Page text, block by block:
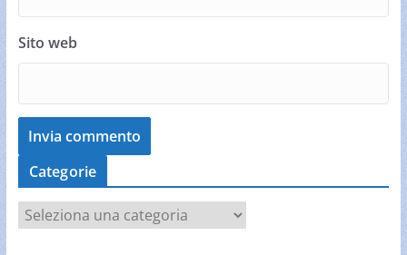
Sito web
Categorie
a